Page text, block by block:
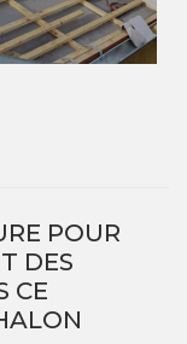
POUR
DES
CE